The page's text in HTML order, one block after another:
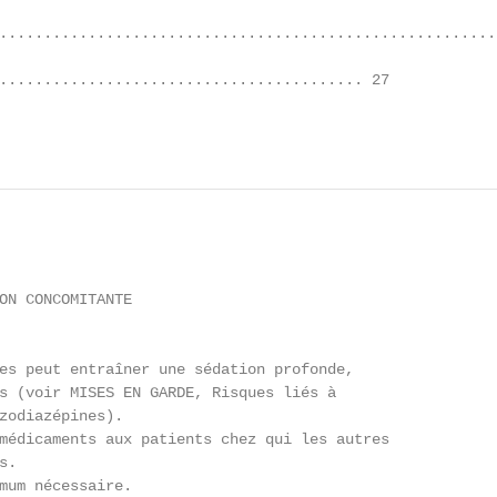
........................................................ 27
CONCOMITANTE
peut entraîner une sédation profonde,
(voir MISES EN GARDE, Risques liés à
aux patients chez qui les autres
nécessaire.